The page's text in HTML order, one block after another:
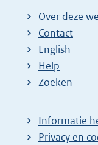
Over deze
Contact
English
Help
Zoeken
Informatie
Privacy en